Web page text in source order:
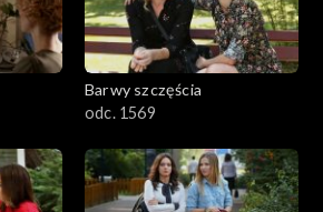
Barwy szczęścia
odc. 1569